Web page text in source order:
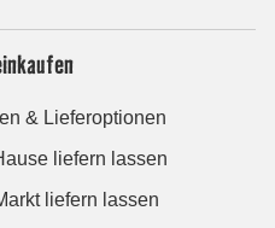
& Lieferoptionen
liefern lassen
liefern lassen